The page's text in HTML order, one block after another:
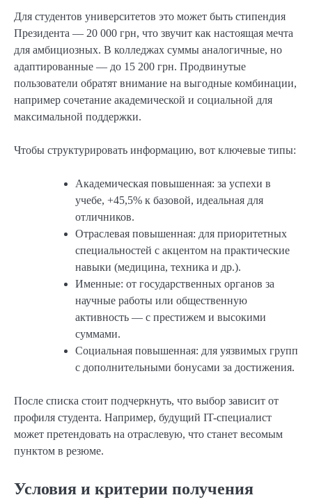
Для студентов университетов это может быть стипендия
Президента — 20 000 грн, что звучит как настоящая мечта
для амбициозных. В колледжах суммы аналогичные, но
адаптированные — до 15 200 грн. Продвинутые
пользователи обратят внимание на выгодные комбинации,
например сочетание академической и социальной для
максимальной поддержки.
Чтобы структурировать информацию, вот ключевые типы:
Академическая повышенная: за успехи в
учебе, +45,5% к базовой, идеальная для
отличников.
Отраслевая повышенная: для приоритетных
специальностей с акцентом на практические
навыки (медицина, техника и др.).
Именные: от государственных органов за
научные работы или общественную
активность — с престижем и высокими
суммами.
Социальная повышенная: для уязвимых групп
с дополнительными бонусами за достижения.
После списка стоит подчеркнуть, что выбор зависит от
профиля студента. Например, будущий IT-специалист
может претендовать на отраслевую, что станет весомым
пунктом в резюме.
Условия и критерии получения